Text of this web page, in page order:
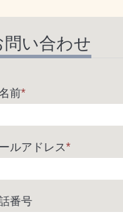
問い合わせ
前*
ルアドレス*
番号